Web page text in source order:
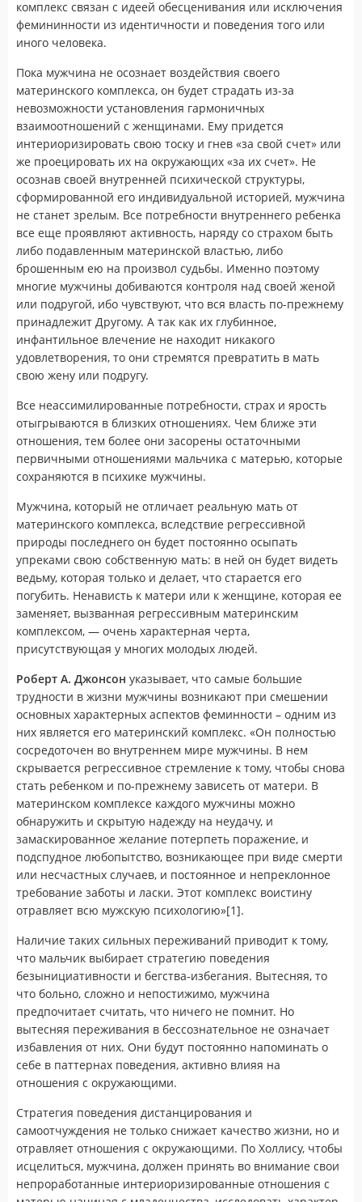
комплекс связан с идеей обесценивания или исключения
фемининности из идентичности и поведения того или
иного человека.
Пока мужчина не осознает воздействия своего
материнского комплекса, он будет страдать из-за
невозможности установления гармоничных
взаимоотношений с женщинами. Ему придется
интериоризировать свою тоску и гнев «за свой счет» или
же проецировать их на окружающих «за их счет». Не
осознав своей внутренней психической структуры,
сформированной его индивидуальной историей, мужчина
не станет зрелым. Все потребности внутреннего ребенка
все еще проявляют активность, наряду со страхом быть
либо подавленным материнской властью, либо
брошенным ею на произвол судьбы. Именно поэтому
многие мужчины добиваются контроля над своей женой
или подругой, ибо чувствуют, что вся власть по-прежнему
принадлежит Другому. А так как их глубинное,
инфантильное влечение не находит никакого
удовлетворения, то они стремятся превратить в мать
свою жену или подругу.
Все неассимилированные потребности, страх и ярость
отыгрываются в близких отношениях. Чем ближе эти
отношения, тем более они засорены остаточными
первичными отношениями мальчика с матерью, которые
сохраняются в психике мужчины.
Мужчина, который не отличает реальную мать от
материнского комплекса, вследствие регрессивной
природы последнего он будет постоянно осыпать
упреками свою собственную мать: в ней он будет видеть
ведьму, которая только и делает, что старается его
погубить. Ненависть к матери или к женщине, которая ее
заменяет, вызванная регрессивным материнским
комплексом, — очень характерная черта,
присутствующая у многих молодых людей.
Роберт А. Джонсон указывает, что самые большие
трудности в жизни мужчины возникают при смешении
основных характерных аспектов феминности – одним из
них является его материнский комплекс. «Он полностью
сосредоточен во внутреннем мире мужчины. В нем
скрывается регрессивное стремление к тому, чтобы снова
стать ребенком и по-прежнему зависеть от матери. В
материнском комплексе каждого мужчины можно
обнаружить и скрытую надежду на неудачу, и
замаскированное желание потерпеть поражение, и
подспудное любопытство, возникающее при виде смерти
или несчастных случаев, и постоянное и непреклонное
требование заботы и ласки. Этот комплекс воистину
отравляет всю мужскую психологию»[1].
Наличие таких сильных переживаний приводит к тому,
что мальчик выбирает стратегию поведения
безынициативности и бегства-избегания. Вытесняя, то
что больно, сложно и непостижимо, мужчина
предпочитает считать, что ничего не помнит. Но
вытесняя переживания в бессознательное не означает
избавления от них. Они будут постоянно напоминать о
себе в паттернах поведения, активно влияя на
отношения с окружающими.
Стратегия поведения дистанцирования и
самоотчуждения не только снижает качество жизни, но и
отравляет отношения с окружающими. По Холлису, чтобы
исцелиться, мужчина, должен принять во внимание свои
непроработанные интериоризированные отношения с